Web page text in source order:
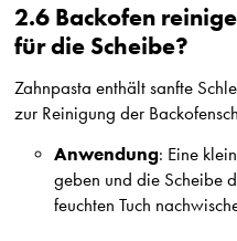
2.6 Backofen
für die Scheibe?
Zahnpasta enthält sanfte
zur Reinigung der
Anwendung: Eine
geben und die Scheibe
feuchten Tuch